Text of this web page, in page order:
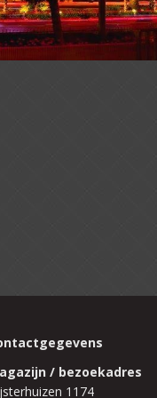
/ bezoekadres
1174